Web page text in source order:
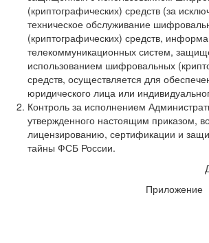
(криптографических) средств (за
техническое обслуживание
(криптографических) средств,
телекоммуникационных систем,
использованием шифровальных
средств, осуществляется для
юридического лица или
Контроль за исполнением
утвержденного настоящим приказом,
лицензированию, сертификации и
тайны ФСБ России.
Приложение